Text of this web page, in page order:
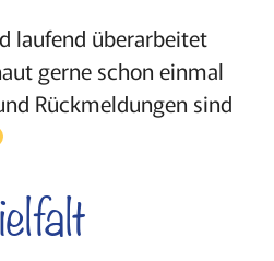
laufend überarbeitet
gerne schon einmal
Rückmeldungen sind